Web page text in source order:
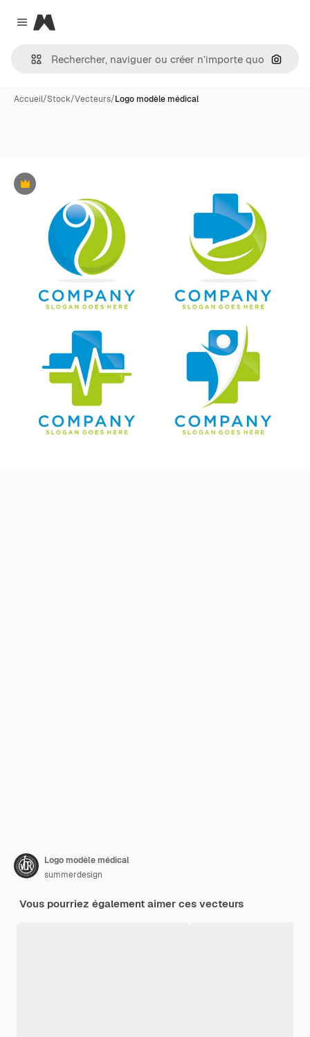
Close menu
Magnific
Accueil/Stock/Vecteurs/Logo modèle médical
Premium
Logo modèle médical
summerdesign
Vous pourriez également aimer ces vecteurs